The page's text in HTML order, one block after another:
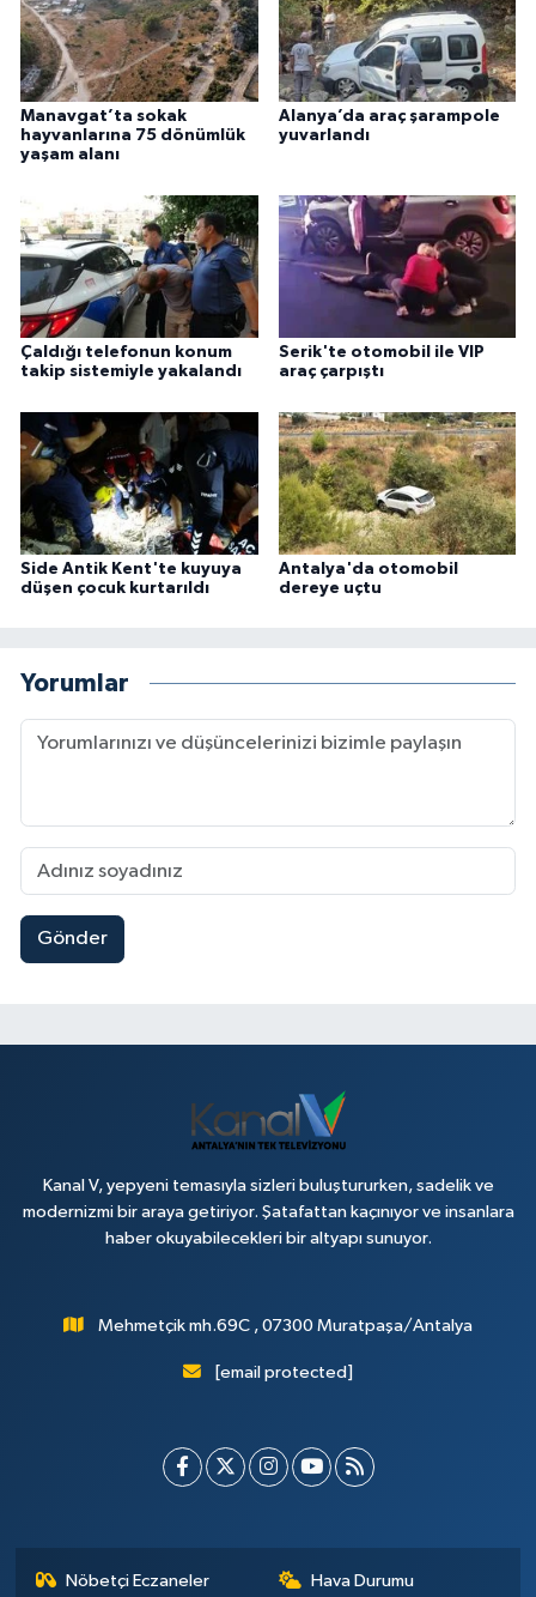
Manavgat’ta sokak
hayvanlarına 75 dönümlük
yaşam alanı
Alanya’da araç şarampole
yuvarlandı
Çaldığı telefonun konum
takip sistemiyle yakalandı
Serik'te otomobil ile VIP
araç çarpıştı
Side Antik Kent'te kuyuya
düşen çocuk kurtarıldı
Antalya'da otomobil
dereye uçtu
Yorumlar
Gönder
Kanal V, yepyeni temasıyla sizleri buluştururken, sadelik ve
modernizmi bir araya getiriyor. Şatafattan kaçınıyor ve insanlara
haber okuyabilecekleri bir altyapı sunuyor.
Mehmetçik mh.69C , 07300 Muratpaşa/Antalya
[email protected]
Nöbetçi Eczaneler Hava Durumu